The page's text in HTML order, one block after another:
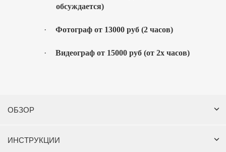
обсуждается)
· Фотограф от 13000 руб (2 часов)
· Видеограф от 15000 руб (от 2х часов)
ОБЗОР
ИНСТРУКЦИИ